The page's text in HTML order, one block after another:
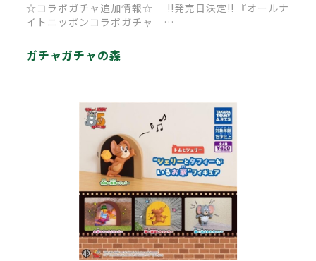
☆コラボガチャ追加情報☆ !!発売日決定!! 『オールナ
イトニッポンコラボガチャ …
ガチャガチャの森